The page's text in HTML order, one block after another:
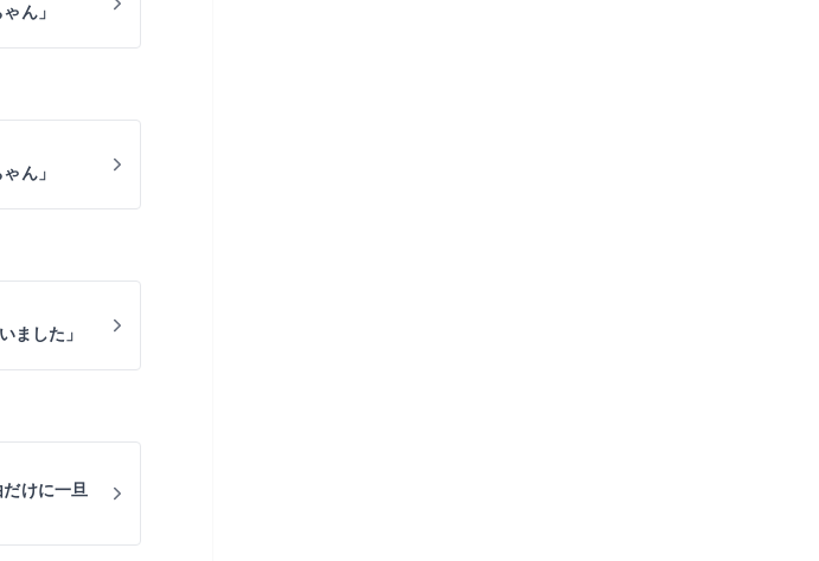
ん」
ん」
ました」
けに一旦